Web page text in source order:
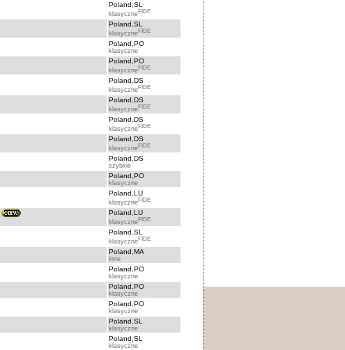
Poland,SL
klasyczneFIDE
Poland,SL
klasyczneFIDE
Poland,PO
klasyczne
Poland,PO
klasyczneFIDE
Poland,DS
klasyczneFIDE
Poland,DS
klasyczneFIDE
Poland,DS
klasyczneFIDE
Poland,DS
klasyczneFIDE
Poland,DS
szybkie
Poland,PO
klasyczne
Poland,LU
klasyczneFIDE
Poland,LU
klasyczneFIDE
Poland,SL
klasyczneFIDE
Poland,MA
inne
Poland,PO
klasyczne
Poland,PO
klasyczne
Poland,PO
klasyczne
Poland,SL
klasyczne
Poland,SL
klasyczne